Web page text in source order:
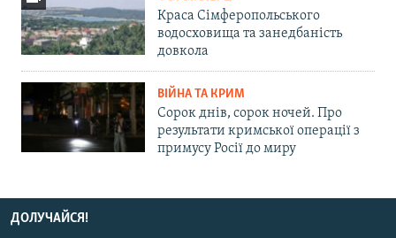
Краса Сімферопольського
водосховища та занедбаність
довкола
ВІЙНА ТА КРИМ
Сорок днів, сорок ночей. Про
результати кримської операції з
примусу Росії до миру
ДОЛУЧАЙСЯ!